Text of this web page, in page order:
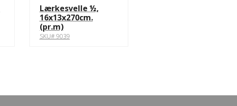
Lærkesvelle ½,
16x13x270cm.
(pr.m)
SKU# 9039